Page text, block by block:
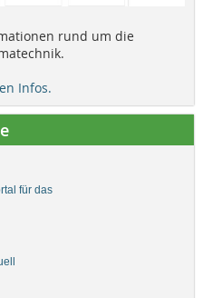
rund um die
Infos.
für das